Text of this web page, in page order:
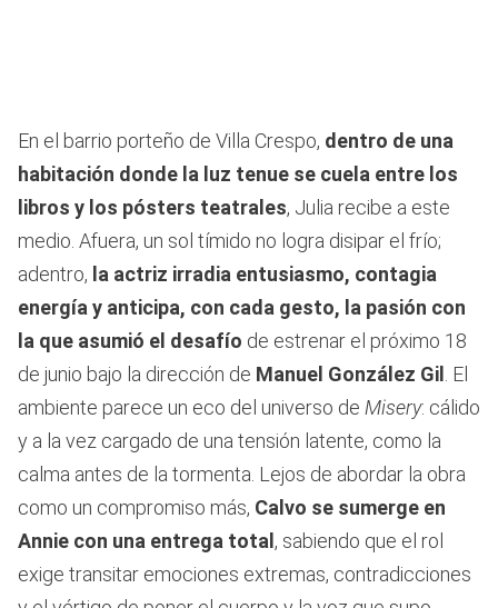
En el barrio porteño de Villa Crespo, dentro de una
habitación donde la luz tenue se cuela entre los
libros y los pósters teatrales, Julia recibe a este
medio. Afuera, un sol tímido no logra disipar el frío;
adentro, la actriz irradia entusiasmo, contagia
energía y anticipa, con cada gesto, la pasión con
la que asumió el desafío de estrenar el próximo 18
de junio bajo la dirección de Manuel González Gil . El
ambiente parece un eco del universo de Misery: cálido
y a la vez cargado de una tensión latente, como la
calma antes de la tormenta. Lejos de abordar la obra
como un compromiso más, Calvo se sumerge en
Annie con una entrega total, sabiendo que el rol
exige transitar emociones extremas, contradicciones